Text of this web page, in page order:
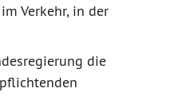
Verkehr, in der
die